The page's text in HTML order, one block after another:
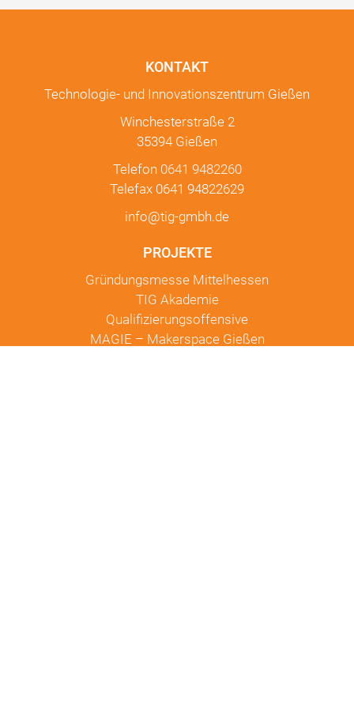
KONTAKT
Technologie- und Innovationszentrum Gießen
Winchesterstraße 2
35394 Gießen
Telefon 0641 9482260
Telefax 0641 94822629
info@tig-gmbh.de
PROJEKTE
Gründungsmesse Mittelhessen
TIG Akademie
Qualifizierungsoffensive
MAGIE – Makerspace Gießen